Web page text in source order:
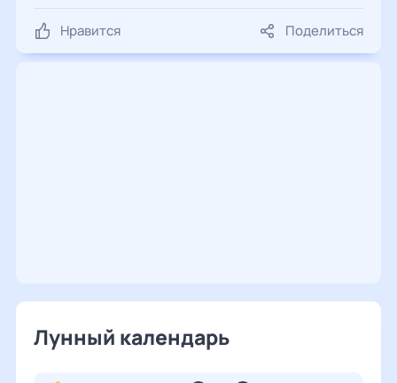
Нравится Поделиться
Лунный календарь